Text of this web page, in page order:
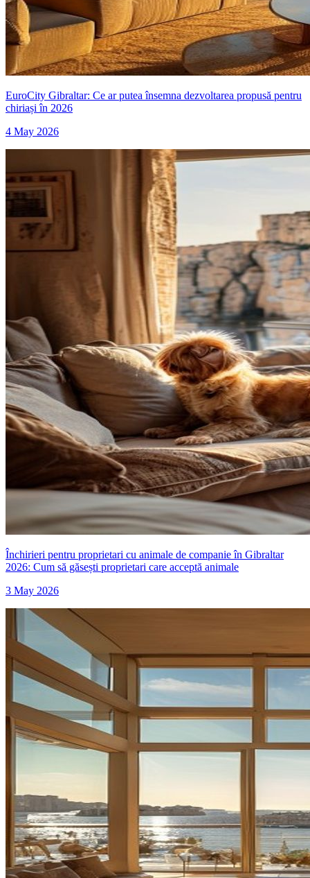
EuroCity Gibraltar: Ce ar putea însemna dezvoltarea propusă pentru
chiriași în 2026
4 May 2026
Închirieri pentru proprietari cu animale de companie în Gibraltar
2026: Cum să găsești proprietari care acceptă animale
3 May 2026